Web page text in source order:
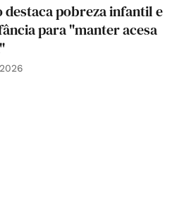
destaca pobreza infantil e
para "manter acesa